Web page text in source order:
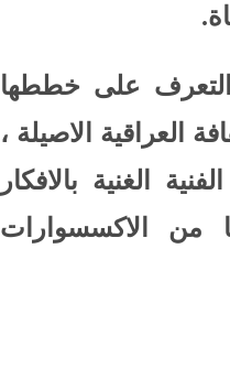
والتعرف على خططها
العراقية الاصيلة ،
الغنية بالافكار
من الاكسسوارات